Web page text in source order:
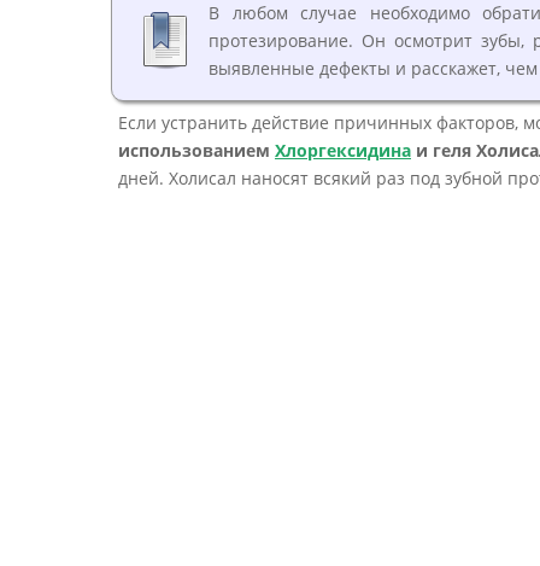
В любом случае необходимо
протезирование. Он осмотрит зубы,
выявленные дефекты и расскажет, чем
Если устранить действие причинных факторов,
использованием Хлоргексидина и геля
дней. Холисал наносят всякий раз под зубной